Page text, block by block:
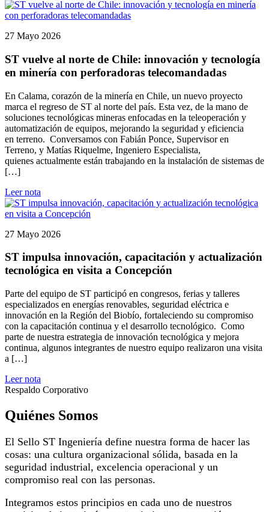
27 Mayo 2026
ST vuelve al norte de Chile: innovación y tecnología
en minería con perforadoras telecomandadas
En Calama, corazón de la minería en Chile, un nuevo proyecto
marca el regreso de ST al norte del país. Esta vez, de la mano de
soluciones tecnológicas mineras enfocadas en la teleoperación y
automatización de equipos, mejorando la seguridad y eficiencia
en terreno. Conversamos con Fabián Ponce, Supervisor en
Terreno, y Matías Riquelme, Ingeniero Especialista,
quienes actualmente están trabajando en la instalación de sistemas de
[…]
Leer nota
27 Mayo 2026
ST impulsa innovación, capacitación y actualización
tecnológica en visita a Concepción
Parte del equipo de ST participó en congresos, ferias y talleres
especializados en energías renovables, seguridad eléctrica e
innovación en la Región del Biobío, fortaleciendo su compromiso
con la capacitación continua y el desarrollo tecnológico. Como
parte de nuestra estrategia de innovación tecnológica y mejora
continua, algunos integrantes de nuestro equipo realizaron una visita
a […]
Leer nota
Respaldo Corporativo
Quiénes Somos
El Sello ST Ingeniería define nuestra forma de hacer las
cosas: una cultura organizacional sólida, basada en la
seguridad industrial, excelencia operacional y un
compromiso real con las personas.
Integramos estos principios en cada uno de nuestros